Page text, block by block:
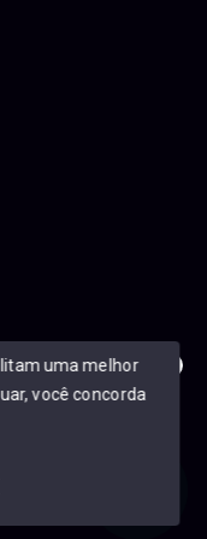
Como posso
- Todos os
uma melhor
você concorda